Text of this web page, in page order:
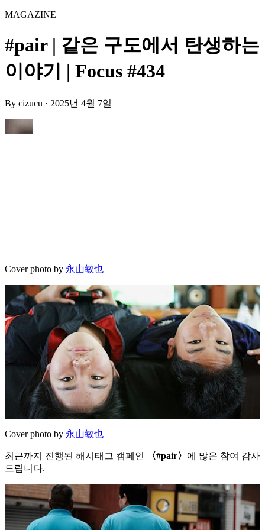
MAGAZINE
#pair | 같은 구도에서 탄생하는
이야기 | Focus #434
By cizucu · 2025년 4월 7일
Cover photo by 永山敏也
Cover photo by 永山敏也
최근까지 진행된 해시태그 캠페인 〈#pair〉 에 많은 참여 감사
드립니다.